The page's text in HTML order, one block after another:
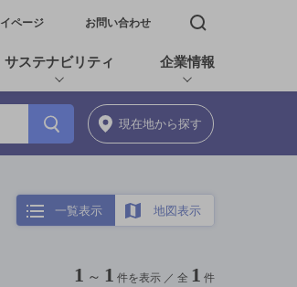
ドウで開く
ページ お問い合わせ 検索窓を開く
サステナビリティ 企業情報
現在地から探す
一覧表示 地図表示
1 ～ 1 件を表示 ／ 全 1 件